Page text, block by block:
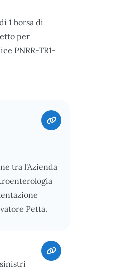
1 borsa di
per
PNRR-TR1-
tra l'Azienda
Petta.